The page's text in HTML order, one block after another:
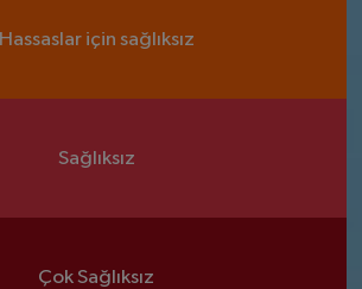
Hassaslar için sağlıksız
Sağlıksız
Çok Sağlıksız